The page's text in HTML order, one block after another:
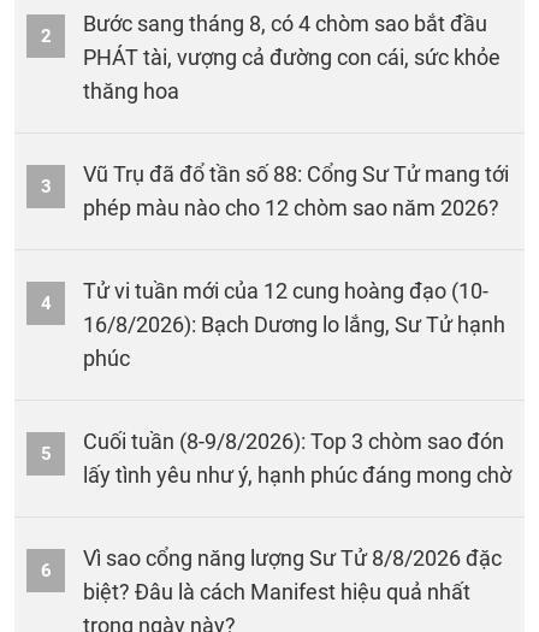
2
Bước sang tháng 8, có 4 chòm sao bắt đầu
PHÁT tài, vượng cả đường con cái, sức khỏe
thăng hoa
3
Vũ Trụ đã đổ tần số 88: Cổng Sư Tử mang tới
phép màu nào cho 12 chòm sao năm 2026?
4
Tử vi tuần mới của 12 cung hoàng đạo (10-
16/8/2026): Bạch Dương lo lắng, Sư Tử hạnh
phúc
5
Cuối tuần (8-9/8/2026): Top 3 chòm sao đón
lấy tình yêu như ý, hạnh phúc đáng mong chờ
6
Vì sao cổng năng lượng Sư Tử 8/8/2026 đặc
biệt? Đâu là cách Manifest hiệu quả nhất
trong ngày này?